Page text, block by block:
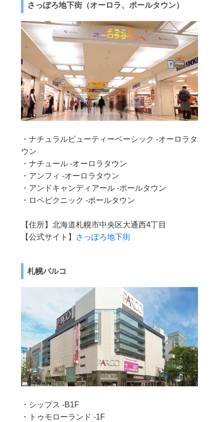
さっぽろ地下街（オーロラ、ポールタウン）
・ナチュラルビューティーベーシック -オーロラタ
ウン
・ナチュール -オーロラタウン
・アンフィ -オーロラタウン
・アンドキャンディアール -ポールタウン
・ロペピクニック -ポールタウン
【住所】北海道札幌市中央区大通西4丁目
【公式サイト】
さっぽろ地下街
札幌パルコ
・シップス -B1F
・トゥモローランド -1F